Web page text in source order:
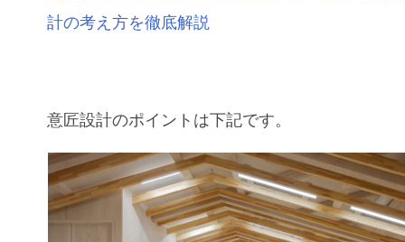
計の考え方を徹底解説
意匠設計のポイントは下記です。